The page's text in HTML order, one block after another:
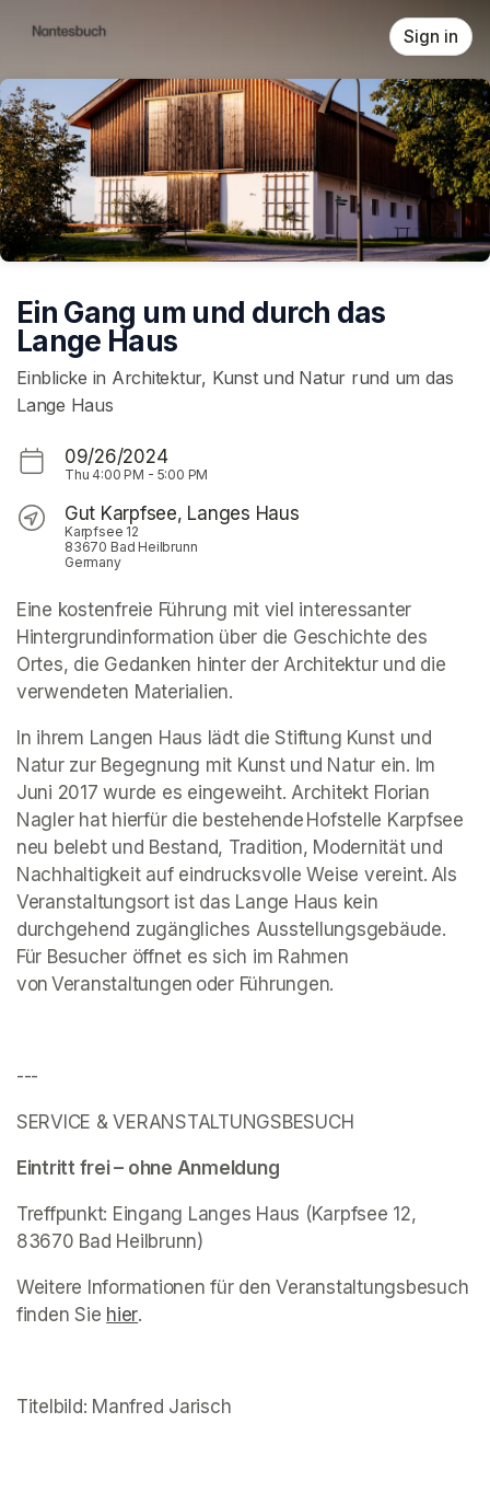
Sign in
Ein Gang um und durch das
Lange Haus
Einblicke in Architektur, Kunst und Natur rund um das
Lange Haus
09/26/2024
Thu 4:00 PM - 5:00 PM
Gut Karpfsee, Langes Haus
Karpfsee 12
83670 Bad Heilbrunn
Germany
Eine kostenfreie Führung mit viel interessanter
Hintergrundinformation über die Geschichte des
Ortes, die Gedanken hinter der Architektur und die
verwendeten Materialien.
In ihrem Langen Haus lädt die Stiftung Kunst und
Natur zur Begegnung mit Kunst und Natur ein. Im
Juni 2017 wurde es eingeweiht. Architekt Florian
Nagler hat hierfür die bestehende Hofstelle Karpfsee
neu belebt und Bestand, Tradition, Modernität und
Nachhaltigkeit auf eindrucksvolle Weise vereint. Als
Veranstaltungsort ist das Lange Haus kein
durchgehend zugängliches Ausstellungsgebäude.
Für Besucher öffnet es sich im Rahmen
von Veranstaltungen oder Führungen.
---
SERVICE & VERANSTALTUNGSBESUCH
Eintritt frei – (opens in a new tab)
ohne Anmeldung
(opens in a new tab)
Treffpunkt: Eingang Langes Haus (Karpfsee 12,
83670 Bad Heilbrunn)
Weitere Informationen für den Veranstaltungsbesuch
finden Sie (opens in a new tab)
hier(opens in a new tab)
.
Titelbild: Manfred Jarisch